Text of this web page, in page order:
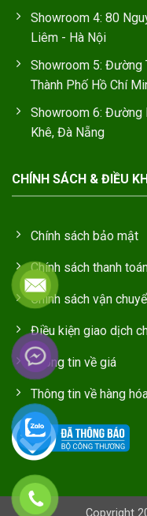
Showroom 4: 80
Liêm - Hà Nội
Showroom 5: Đường
Thành Phố Hồ Chí
Showroom 6: Đường
Khê, Đà Nẵng
CHÍNH SÁCH & ĐIỀU
Chính sách bảo mật
Chính sách thanh
Chính sách vận
Điều kiện giao dịch
Thông tin về giá
Thông tin về hàng
Copyright